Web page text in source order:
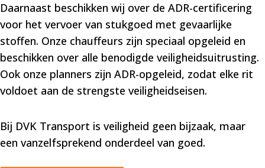
Daarnaast beschikken wij over de ADR-certificering
voor het vervoer van stukgoed met gevaarlijke
stoffen. Onze chauffeurs zijn speciaal opgeleid en
beschikken over alle benodigde veiligheidsuitrusting.
Ook onze planners zijn ADR-opgeleid, zodat elke rit
voldoet aan de strengste veiligheidseisen.
Bij DVK Transport is veiligheid geen bijzaak, maar
een vanzelfsprekend onderdeel van goed.